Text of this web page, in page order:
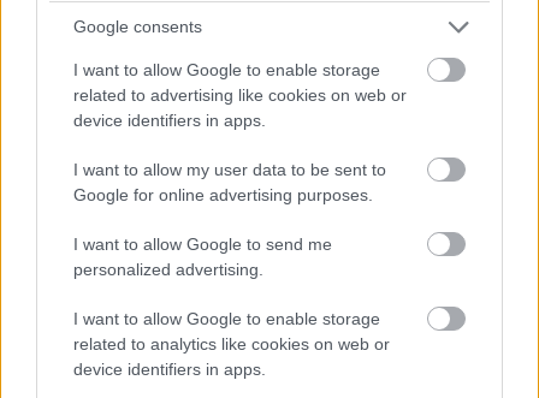
Google consents
I want to allow Google to enable storage
related to advertising like cookies on web or
device identifiers in apps.
I want to allow my user data to be sent to
Google for online advertising purposes.
I want to allow Google to send me
personalized advertising.
I want to allow Google to enable storage
related to analytics like cookies on web or
device identifiers in apps.
Az eddiginél sokkal gyorsabban lesznek
beszerezhetőek az Apple szoftverei és
frissítései.
A Frost & Sullivan beszámolója szerint már Amerikában
és Európában is működik az Apple tartalmak
másodpercenként több terabitnyi adatot képes
leszállítani, ami a gyakorlatban annyit tesz, hogy az Apple
szoftvereit és frissítéseit a jövőben